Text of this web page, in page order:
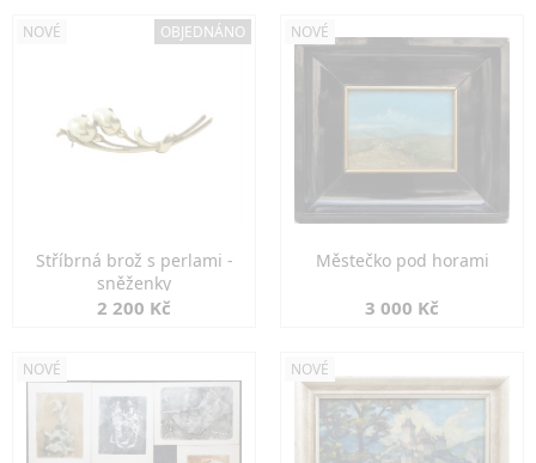
NOVÉ OBJEDNÁNO
Stříbrná brož s perlami -
sněženky
2 200 Kč
NOVÉ
Městečko pod horami
3 000 Kč
NOVÉ NOVÉ